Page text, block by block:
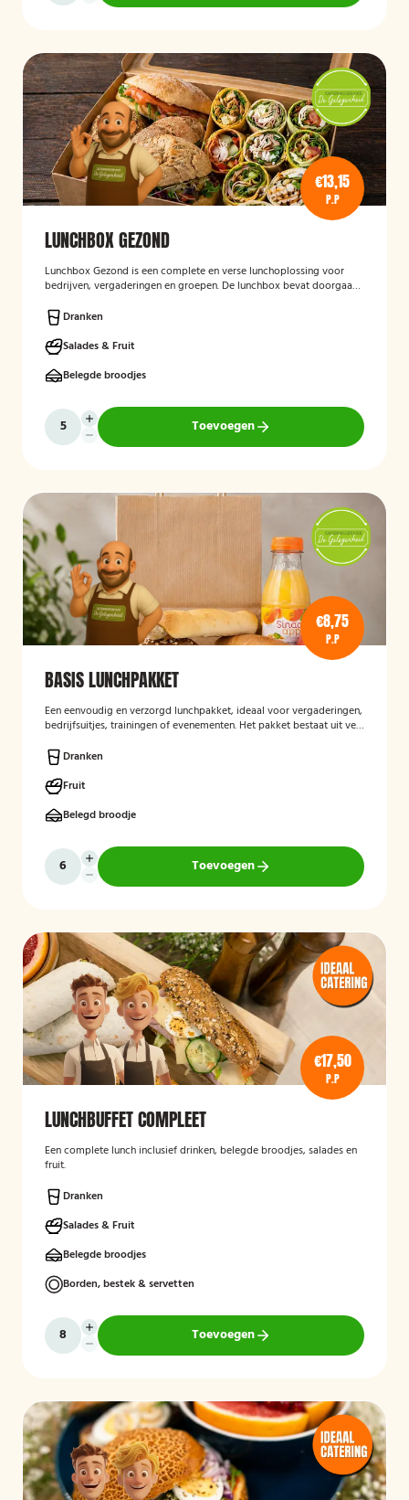
€13,15
P.P
LUNCHBOX GEZOND
Lunchbox Gezond is een complete en verse lunchoplossing voor
bedrijven, vergaderingen en groepen. De lunchbox bevat doorgaans
fruit en andere gezonde producten, waarbij rekening kan worden
gehouden met dieetwensen en allergieën. De focus ligt op een
smaakvolle, voedzame en verzorgd gepresenteerde lunch die
eenvoudig op locatie wordt bezorgd.
Dranken
Salades & Fruit
Belegde broodjes
Toevoegen
€8,75
P.P
BASIS LUNCHPAKKET
Een eenvoudig en verzorgd lunchpakket, ideaal voor vergaderingen,
bedrijfsuitjes, trainingen of evenementen. Het pakket bestaat uit vers
lunch voor onderweg of op locatie.
Dranken
Fruit
Belegd broodje
Toevoegen
€17,50
P.P
LUNCHBUFFET COMPLEET
Een complete lunch inclusief drinken, belegde broodjes, salades en
fruit.
Dranken
Salades & Fruit
Belegde broodjes
Borden, bestek & servetten
Toevoegen